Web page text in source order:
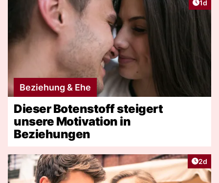
1d
Beziehung & Ehe
Dieser Botenstoff steigert
unsere Motivation in
Beziehungen
2d